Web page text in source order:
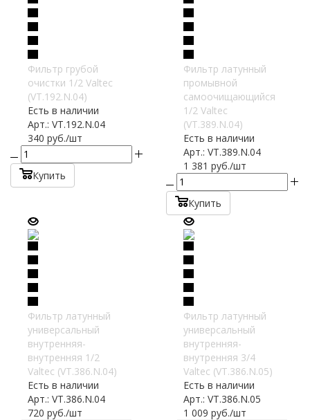
Фильтр грубой
очистки 1/2 Valtec
(VT.192.N.04)
Есть в наличии
Арт.: VT.192.N.04
340 руб./шт
Купить
Фильтр латунный
промывной
самоочищающийся
1/2 Valtec
(VT.389.N.04)
Есть в наличии
Арт.: VT.389.N.04
1 381 руб./шт
Купить
Фильтр латунный
универсальный
внутренняя-
внутренняя 1/2
Valtec (VT.386.N.04)
Есть в наличии
Арт.: VT.386.N.04
720 руб./шт
Фильтр латунный
универсальный
внутренняя-
внутренняя 3/4
Valtec (VT.386.N.05)
Есть в наличии
Арт.: VT.386.N.05
1 009 руб./шт